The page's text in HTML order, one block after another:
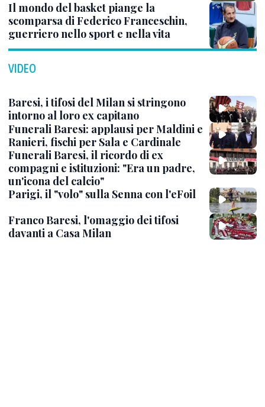
Il mondo del basket piange la
scomparsa di Federico Franceschin,
guerriero nello sport e nella vita
VIDEO
Baresi, i tifosi del Milan si stringono
intorno al loro ex capitano
Funerali Baresi: applausi per Maldini e
Ranieri, fischi per Sala e Cardinale
Funerali Baresi, il ricordo di ex
compagni e istituzioni: "Era un padre,
un'icona del calcio"
Parigi, il "volo" sulla Senna con l'eFoil
Franco Baresi, l'omaggio dei tifosi
davanti a Casa Milan